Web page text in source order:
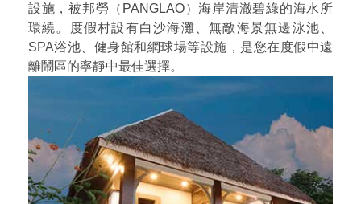
設施，被邦勞（PANGLAO）海岸清澈碧綠的海水所
環繞。度假村設有白沙海灘、無敵海景無邊泳池、
SPA浴池、健身館和網球場等設施，是您在度假中遠
離鬧區的寧靜中最佳選擇。